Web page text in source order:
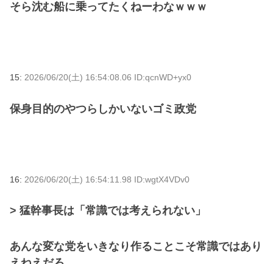
そら沈む船に乗ってたくねーわなｗｗｗ
15: 2026/06/20(土) 16:54:08.06 ID:qcnWD+yx0
保身目的のやつらしかいないゴミ政党
16: 2026/06/20(土) 16:54:11.98 ID:wgtX4VDv0
> 猛幹事長は「常識では考えられない」
あんな変な党をいきなり作ることこそ常識ではあり